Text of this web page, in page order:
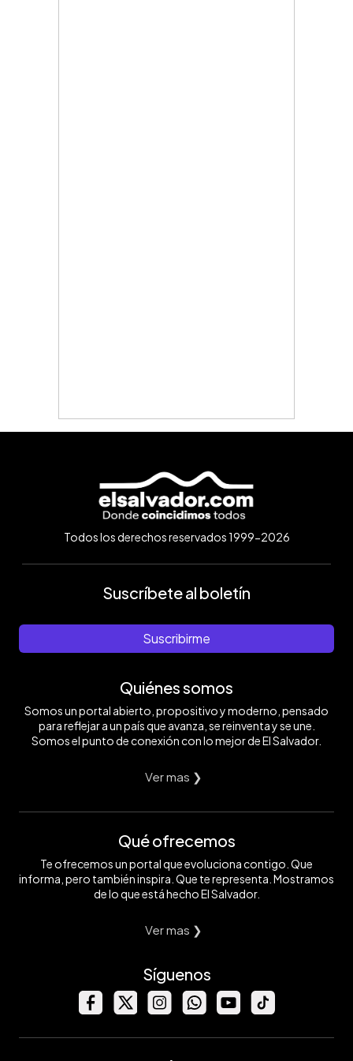
Todos los derechos reservados 1999-2026
Suscríbete al boletín
Suscribirme
Quiénes somos
Somos un portal abierto, propositivo y moderno, pensado
para reflejar a un país que avanza, se reinventa y se une.
Somos el punto de conexión con lo mejor de El Salvador.
Ver mas ❯
Qué ofrecemos
Te ofrecemos un portal que evoluciona contigo. Que
informa, pero también inspira. Que te representa. Mostramos
de lo que está hecho El Salvador.
Ver mas ❯
Síguenos